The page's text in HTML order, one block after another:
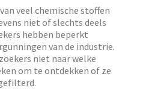
veel chemische stoffen
niet of slechts deels
hebben beperkt
van de industrie.
niet naar welke
om te ontdekken of ze